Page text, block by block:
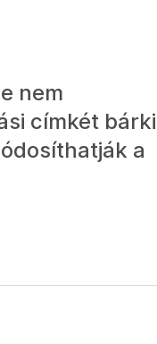
nem
címkét bárki
a